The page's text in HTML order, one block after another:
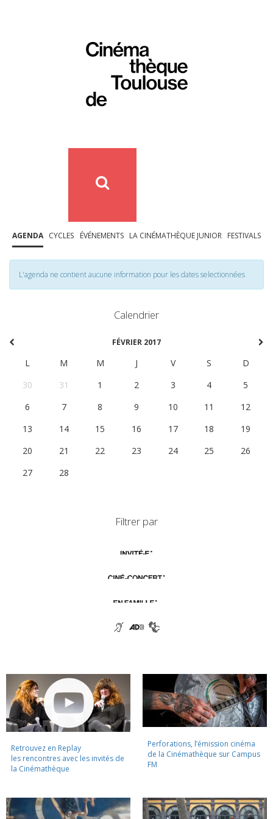
AGENDA CYCLES ÉVÉNEMENTS LA CINÉMATHÈQUE JUNIOR FESTIVALS
L'agenda ne contient aucune information pour les dates selectionnées
Calendrier
FÉVRIER 2017
L M M J V S
D
30
31 1 2 3 4
5
6
7 8 9 10 11
12
13
14 15 16 17 18
19
20
21 22 23 24 25
26
27
28
Filtrer par
Retrouvez en Replay
les rencontres avec les invités de
la Cinémathèque
Perforations, l’émission cinéma
de la Cinémathèque sur Campus
FM